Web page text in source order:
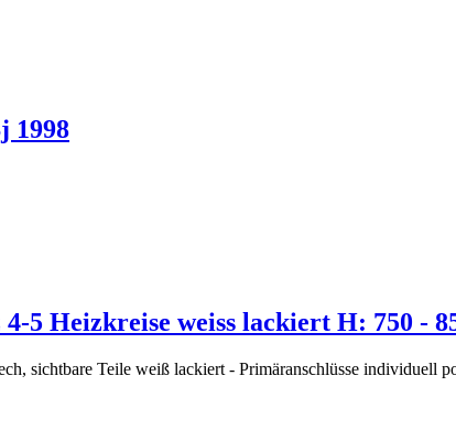
1998
5 Heizkreise weiss lackiert H: 750 -
sichtbare Teile weiß lackiert - Primäranschlüsse individuell